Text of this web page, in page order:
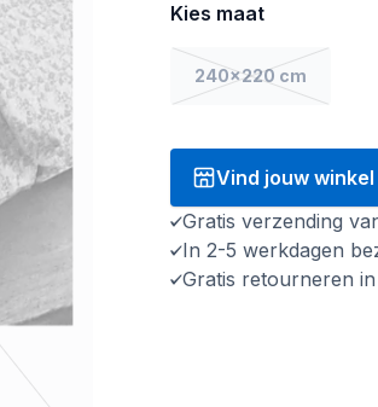
Kies maat
240x220 cm
Vind jouw winkel
Gratis verzending
In 2-5 werkdagen
Gratis retourneren